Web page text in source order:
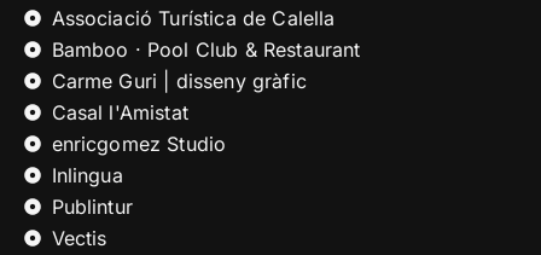
Associació Turística de Calella
Bamboo · Pool Club & Restaurant
Carme Guri | disseny gràfic
Casal l'Amistat
enricgomez Studio
Inlingua
Publintur
Vectis